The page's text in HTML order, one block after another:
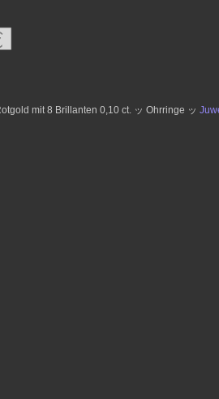
mit 8 Brillanten 0,10 ct. ッ Ohrringe ッ